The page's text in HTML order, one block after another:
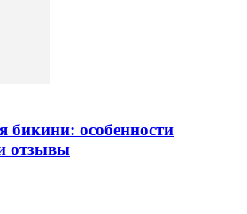
бикини: особенности
отзывы